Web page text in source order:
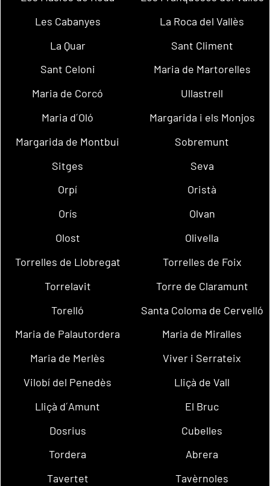
Les Cabanyes
La Roca del Vallès
La Quar
Sant Climent
Sant Celoni
Maria de Martorelles
Maria de Corcó
Ullastrell
Maria d´Oló
Margarida i els Monjos
Margarida de Montbui
Sobremunt
Sitges
Seva
Orpí
Oristà
Orís
Olvan
Olost
Olivella
Torrelles de Llobregat
Torrelles de Foix
Torrelavit
Torre de Claramunt
Torelló
Santa Coloma de Cervelló
Maria de Palautordera
Maria de Miralles
Maria de Merlès
Viver i Serrateix
Vilobí del Penedès
Lliçà de Vall
Lliçà d´Amunt
El Bruc
Dosrius
Cubelles
Tordera
Abrera
Tavertet
Tavèrnoles